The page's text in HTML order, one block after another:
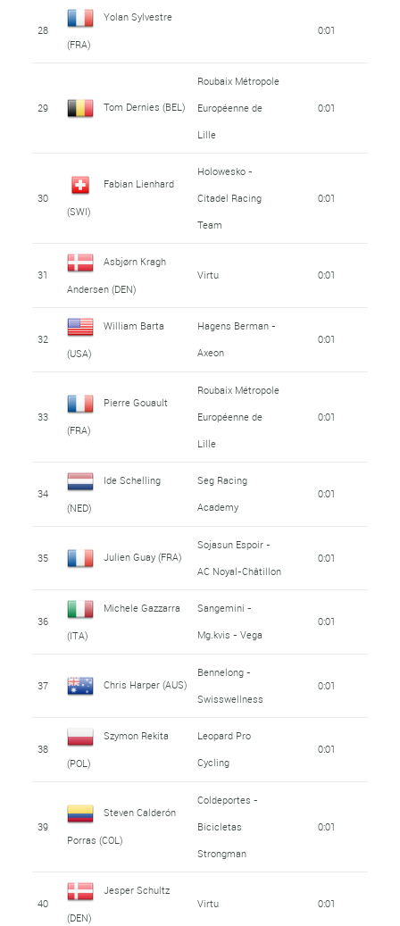
28
Yolan Sylvestre
(FRA)
0:01
29 Tom Dernies (BEL)
Roubaix Métropole
Européenne de
Lille
0:01
30
Fabian Lienhard
(SWI)
Holowesko -
Citadel Racing
Team
0:01
31
Asbjørn Kragh
Andersen (DEN)
Virtu 0:01
32
William Barta
(USA)
Hagens Berman -
Axeon
0:01
33
Pierre Gouault
(FRA)
Roubaix Métropole
Européenne de
Lille
0:01
34
Ide Schelling
(NED)
Seg Racing
Academy
0:01
35 Julien Guay (FRA)
Sojasun Espoir -
AC Noyal-Châtillon
0:01
36
Michele Gazzarra
(ITA)
Sangemini -
Mg.kvis - Vega
0:01
37 Chris Harper (AUS)
Bennelong -
Swisswellness
0:01
38
Szymon Rekita
(POL)
Leopard Pro
Cycling
0:01
39
Steven Calderón
Porras (COL)
Coldeportes -
Bicicletas
Strongman
0:01
40
Jesper Schultz
(DEN)
Virtu 0:01